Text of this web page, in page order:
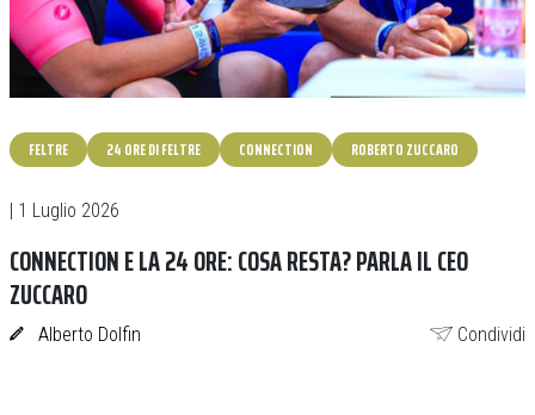
FELTRE 24 ORE DI FELTRE CONNECTION ROBERTO ZUCCARO
| 1 Luglio 2026
CONNECTION E LA 24 ORE: COSA RESTA? PARLA IL CEO
ZUCCARO
Alberto Dolfin Condividi